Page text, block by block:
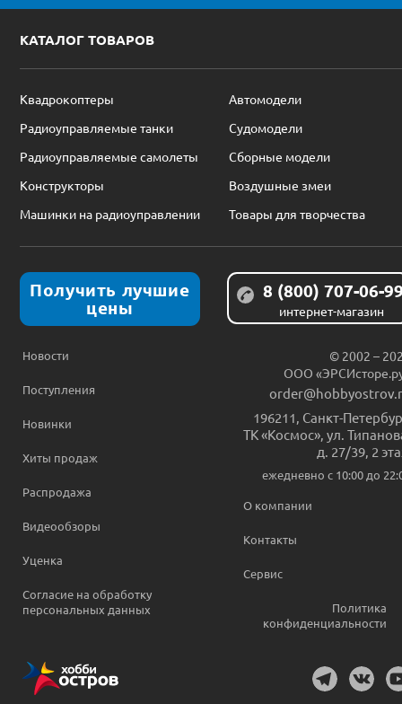
КАТАЛОГ ТОВАРОВ
Квадрокоптеры
Автомодели
Радиоуправляемые танки
Судомодели
Радиоуправляемые самолеты
Сборные модели
Конструкторы
Воздушные змеи
Машинки на радиоуправлении
Товары для творчества
Получить лучшие
цены
8 (800) 707-06-
интернет-магазин
Новости
Поступления
Новинки
Хиты продаж
Распродажа
Видеообзоры
Уценка
Согласие на обработку
персональных данных
© 2002 –
ООО
196211 Санкт-
ТК «Космос», ул.
д. 27/39, 2
ежедневно c 10:00 до
О компании
Контакты
Сервис
Политика
конфиденциальности